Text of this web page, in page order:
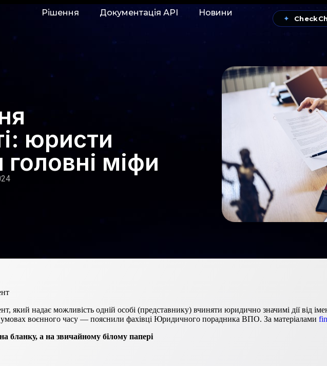
Рішення Документація АРІ Новини
✦
юристи
головні міфи
який надає можливість одній особі (представнику) вчиняти юридично значимі дії від
воєнного часу — пояснили фахівці Юридичного порадника ВПО. За матеріалами
бланку, а на звичайному білому папері